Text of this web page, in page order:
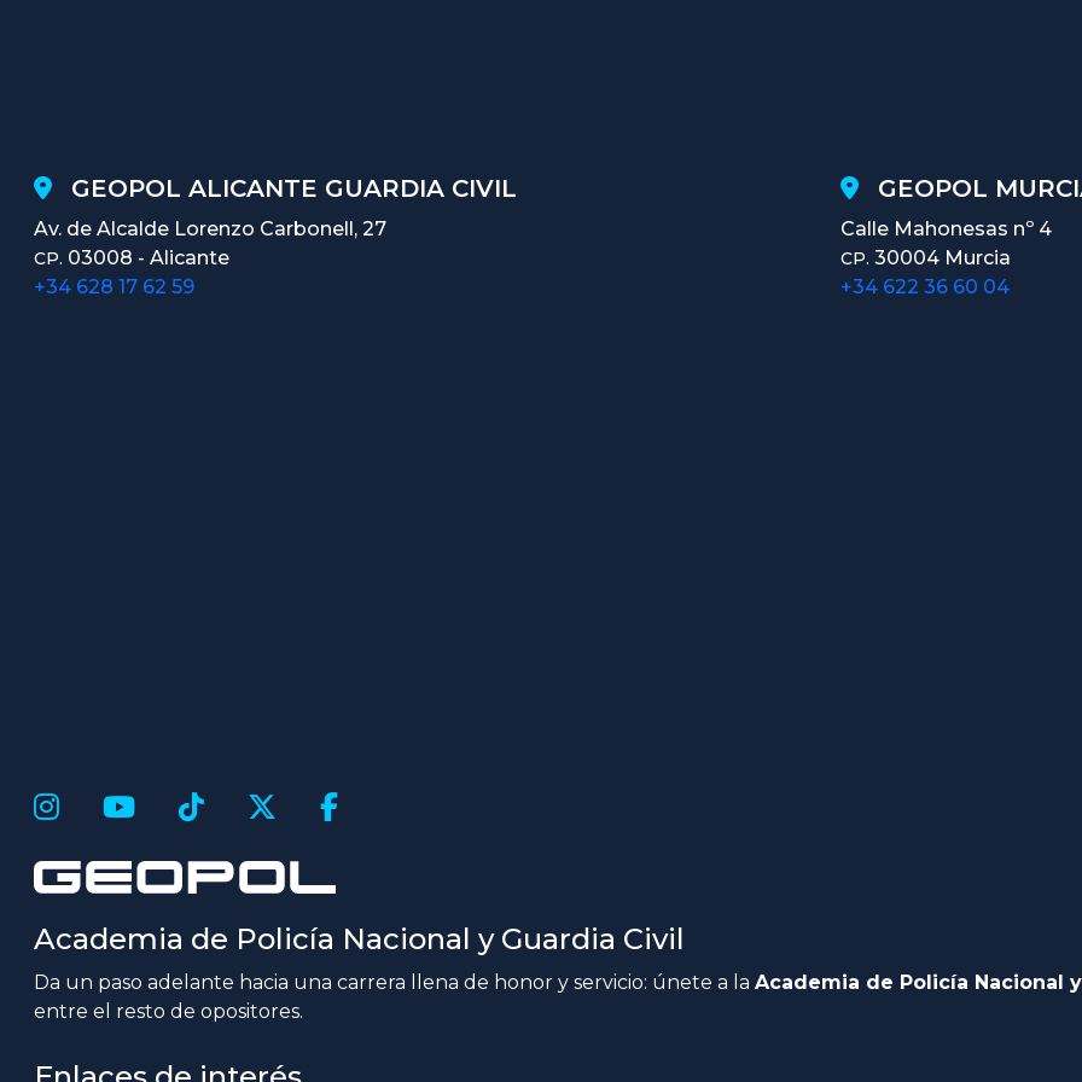
GEOPOL ALICANTE GUARDIA CIVIL
Av. de Alcalde Lorenzo Carbonell, 27
CP. 03008 - Alicante
+34 628 17 62 59
GEOPOL
Calle Mahonesas nº 4
CP. 30004 Murcia
+34 622 36 60 04
Academia de Policía Nacional y Guardia Civil
Da un paso adelante hacia una carrera llena de honor y servicio: únete a la Academia de Policía Nacional
entre el resto de opositores.